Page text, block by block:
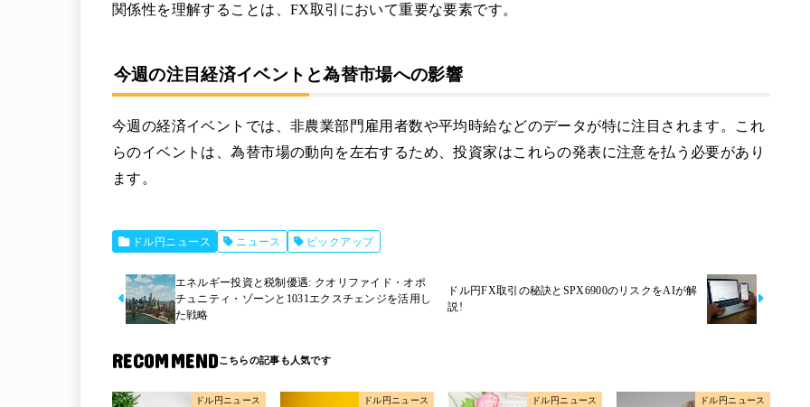
関係性を理解することは、FX取引において重要な要素です。
今週の注目経済イベントと為替市場への影響
今週の経済イベントでは、非農業部門雇用者数や平均時給などのデータが特に注目されます。これ
らのイベントは、為替市場の動向を左右するため、投資家はこれらの発表に注意を払う必要があり
ます。
ドル円ニュース ニュース ピックアップ
エネルギー投資と税制優遇: クオリファイド・オポ
チュニティ・ゾーンと1031エクスチェンジを活用し
た戦略
ドル円FX取引の秘訣とSPX6900のリスクをAIが解
説!
RECOMMEND
ドル円ニュース ドル円ニュース ドル円ニュース ドル円ニュース